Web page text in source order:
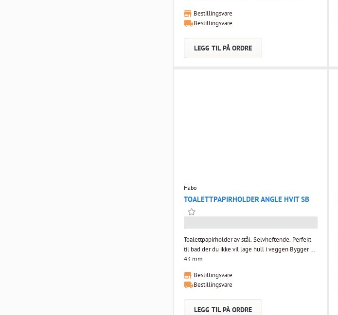
Bestillingsvare
Bestillingsvare
LEGG TIL PÅ ORDRE
Habo
TOALETTPAPIRHOLDER ANGLE HVIT SB
Toalettpapirholder av stål. Selvheftende. Perfekt
til bad der du ikke vil lage hull i veggen Bygger ut
43 mm.
Bestillingsvare
Bestillingsvare
LEGG TIL PÅ ORDRE